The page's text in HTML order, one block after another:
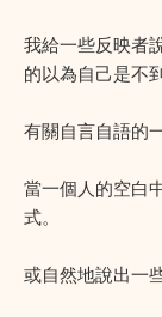
我給一些反映者
的以為自己是不
有關自言自語的一
當一個人的空白
式。
或自然地說出一